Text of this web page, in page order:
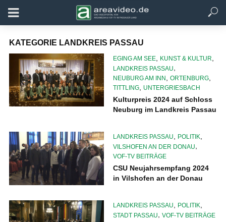
KATEGORIE LANDKREIS PASSAU
EGING AM SEE KUNST & KULTUR
LANDKREIS PASSAU,
NEUBURG AM INN ORTENBURG
TITTLING UNTERGRIESBACH
Kulturpreis 2024 auf Schloss
Neuburg im Landkreis Passau
LANDKREIS PASSAU POLITIK
VILSHOFEN AN DER DONAU,
VOF-TV BEITRÄGE
CSU Neujahrsempfang 2024
in Vilshofen an der Donau
LANDKREIS PASSAU POLITIK
STADT PASSAU, VOF-TV BEITRÄGE